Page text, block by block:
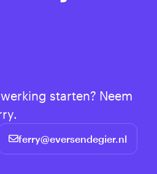
starten? Neem
ferry@eversendegier.nl